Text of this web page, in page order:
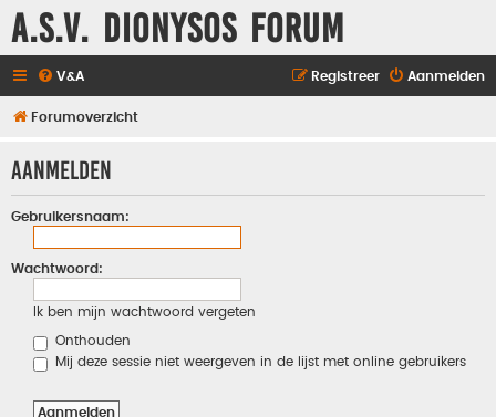
A.S.V. Dionysos Forum
V&A Aanmelden
Registreer
Forumoverzicht
Aanmelden
Gebruikersnaam:
Wachtwoord:
Ik ben mijn wachtwoord vergeten
Onthouden
Mij deze sessie niet weergeven in de lijst met online gebruikers